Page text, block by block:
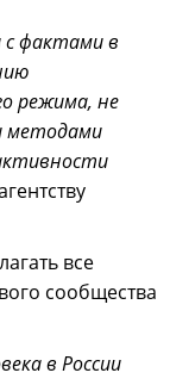
фактами в
режима, не
методами
все
сообщества
в России